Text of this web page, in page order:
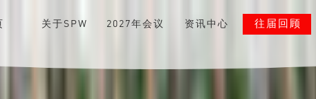
关于SPW 2027年会议 资讯中心 往届回顾